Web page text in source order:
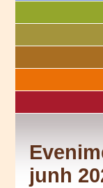
junh